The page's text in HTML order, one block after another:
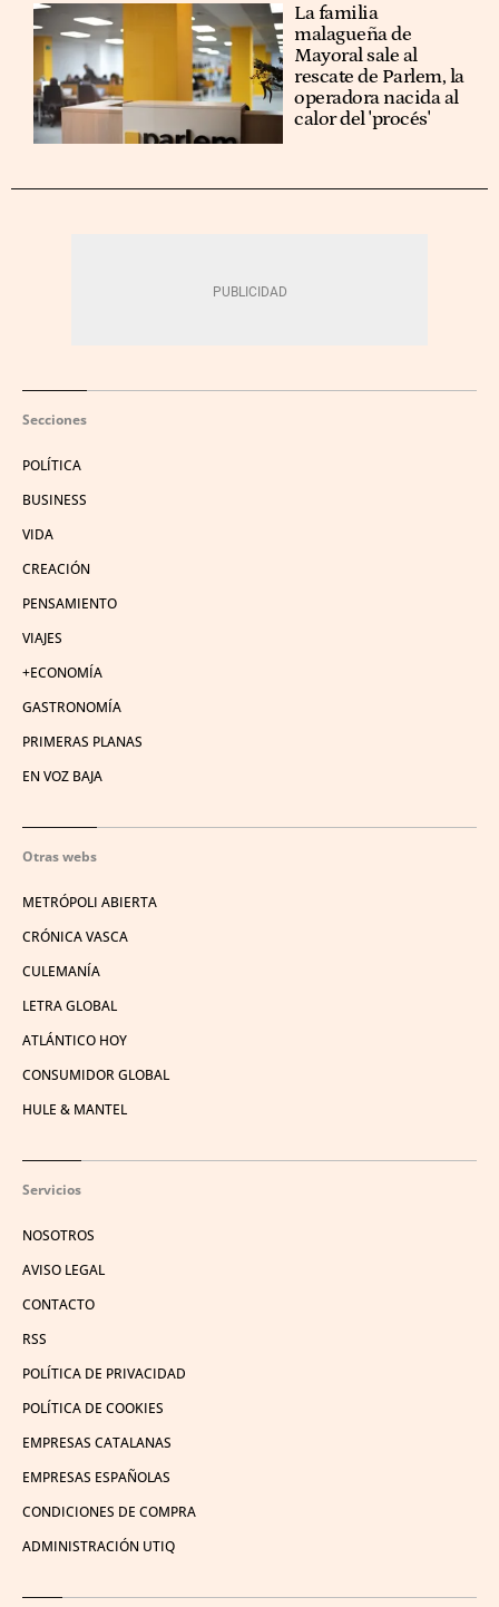
La familia
malagueña de
Mayoral sale al
rescate de Parlem, la
operadora nacida al
calor del 'procés'
Secciones
POLÍTICA
BUSINESS
VIDA
CREACIÓN
PENSAMIENTO
VIAJES
+ECONOMÍA
GASTRONOMÍA
PRIMERAS PLANAS
EN VOZ BAJA
Otras webs
METRÓPOLI ABIERTA
CRÓNICA VASCA
CULEMANÍA
LETRA GLOBAL
ATLÁNTICO HOY
CONSUMIDOR GLOBAL
HULE & MANTEL
Servicios
NOSOTROS
AVISO LEGAL
CONTACTO
RSS
POLÍTICA DE PRIVACIDAD
POLÍTICA DE COOKIES
EMPRESAS CATALANAS
EMPRESAS ESPAÑOLAS
CONDICIONES DE COMPRA
ADMINISTRACIÓN UTIQ